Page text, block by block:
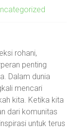
rohani,
penting
Dalam dunia
mencari
kita. Ketika kita
dari komunitas
untuk terus